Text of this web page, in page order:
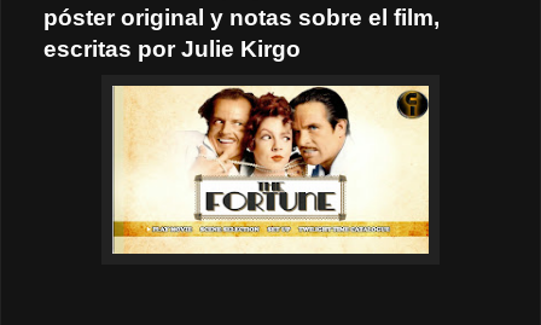
póster original y notas sobre el film,
escritas por Julie Kirgo